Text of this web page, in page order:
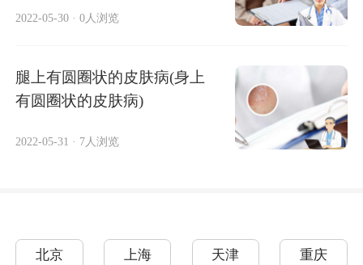
2022-05-30 · 0人浏览
腿上有圆圈状的皮肤病(身上
有圆圈状的皮肤病)
2022-05-31 · 7人浏览
北京 上海 天津 重庆